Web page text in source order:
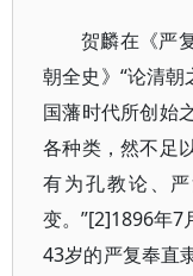
贺麟在《严
朝全史》“论清朝
国藩时代所创始
各种类，然不足
有为孔教论、
变。”[2]1896年7
43岁的严复奉直